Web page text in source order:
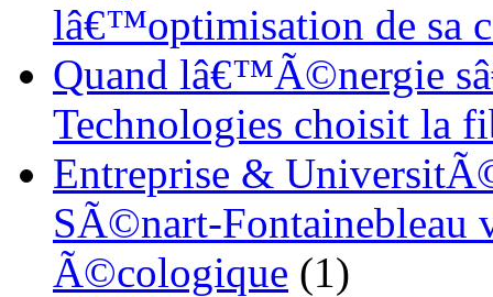
lâ€™optimisation de sa
Quand lâ€™Ã©nergie
Technologies choisit la
Entreprise &
SÃ©nart-Fontainebleau
Ã©cologique (1)